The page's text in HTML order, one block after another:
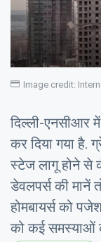
Image credit:
दिल्ली-एनसीआर
कर द‍िया गया है.
स्‍टेज लागू होने से
डेवलपर्स की मानें
होमबायर्स को
को कई समस्‍याओं